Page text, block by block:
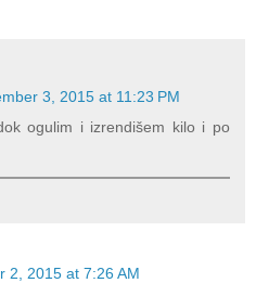
3, 2015 at 11:23 PM
ogulim i izrendišem kilo i po
2, 2015 at 7:26 AM